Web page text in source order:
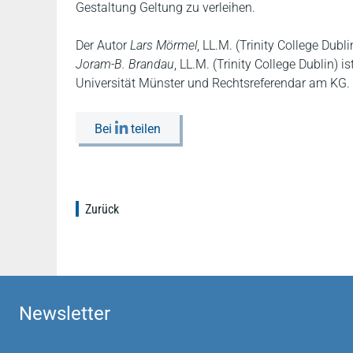
Gestaltung Geltung zu verleihen.
Der AutorLars Mörmel, LL.M. (Trinity College
Joram-B. Brandau, LL.M. (Trinity College Dublin)
Universität Münster und Rechtsreferendar am KG.
Bei teilen
Zurück
Newsletter